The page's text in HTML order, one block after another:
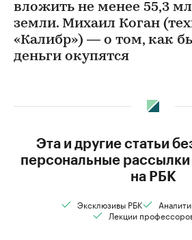
вложить не менее 55,3
земли. Михаил Коган
«Калибр») — о том, как
деньги окупятся
Эта и другие статьи
персональные
на РБК
Эксклюзивы РБК
Лекции